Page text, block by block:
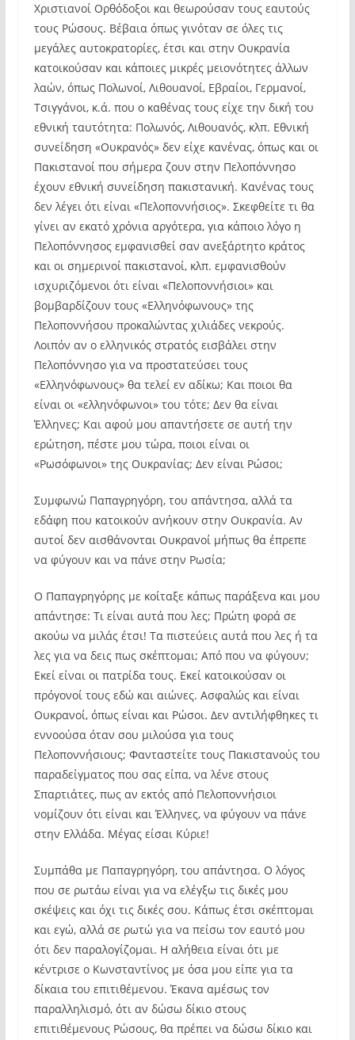
Χριστιανοί Ορθόδοξοι και θεωρούσαν τους εαυτούς
τους Ρώσους. Βέβαια όπως γινόταν σε όλες τις
μεγάλες αυτοκρατορίες, έτσι και στην Ουκρανία
κατοικούσαν και κάποιες μικρές μειονότητες άλλων
λαών, όπως Πολωνοί, Λιθουανοί, Εβραίοι, Γερμανοί,
Τσιγγάνοι, κ.ά. που ο καθένας τους είχε την δική του
εθνική ταυτότητα: Πολωνός, Λιθουανός, κλπ. Εθνική
συνείδηση «Ουκρανός» δεν είχε κανένας, όπως και οι
Πακιστανοί που σήμερα ζουν στην Πελοπόννησο
έχουν εθνική συνείδηση πακιστανική. Κανένας τους
δεν λέγει ότι είναι «Πελοποννήσιος». Σκεφθείτε τι θα
γίνει αν εκατό χρόνια αργότερα, για κάποιο λόγο η
Πελοπόννησος εμφανισθεί σαν ανεξάρτητο κράτος
και οι σημερινοί πακιστανοί, κλπ. εμφανισθούν
ισχυριζόμενοι ότι είναι «Πελοποννήσιοι» και
βομβαρδίζουν τους «Ελληνόφωνους» της
Πελοποννήσου προκαλώντας χιλιάδες νεκρούς.
Λοιπόν αν ο ελληνικός στρατός εισβάλει στην
Πελοπόννησο για να προστατεύσει τους
«Ελληνόφωνους» θα τελεί εν αδίκω; Και ποιοι θα
είναι οι «ελληνόφωνοι» του τότε; Δεν θα είναι
Έλληνες; Και αφού μου απαντήσετε σε αυτή την
ερώτηση, πέστε μου τώρα, ποιοι είναι οι
«Ρωσόφωνοι» της Ουκρανίας; Δεν είναι Ρώσοι;
Συμφωνώ Παπαγρηγόρη, του απάντησα, αλλά τα
εδάφη που κατοικούν ανήκουν στην Ουκρανία. Αν
αυτοί δεν αισθάνονται Ουκρανοί μήπως θα έπρεπε
να φύγουν και να πάνε στην Ρωσία;
Ο Παπαγρηγόρης με κοίταξε κάπως παράξενα και μου
απάντησε: Τι είναι αυτά που λες; Πρώτη φορά σε
ακούω να μιλάς έτσι! Τα πιστεύεις αυτά που λες ή τα
λες για να δεις πως σκέπτομαι; Από που να φύγουν;
Εκεί είναι οι πατρίδα τους. Εκεί κατοικούσαν οι
πρόγονοί τους εδώ και αιώνες. Ασφαλώς και είναι
Ουκρανοί, όπως είναι και Ρώσοι. Δεν αντιλήφθηκες τι
εννοούσα όταν σου μιλούσα για τους
Πελοποννήσιους; Φανταστείτε τους Πακιστανούς του
παραδείγματος που σας είπα, να λένε στους
Σπαρτιάτες, πως αν εκτός από Πελοποννήσιοι
νομίζουν ότι είναι και Έλληνες, να φύγουν να πάνε
στην Ελλάδα. Μέγας είσαι Κύριε!
Συμπάθα με Παπαγρηγόρη, του απάντησα. Ο λόγος
που σε ρωτάω είναι για να ελέγξω τις δικές μου
σκέψεις και όχι τις δικές σου. Κάπως έτσι σκέπτομαι
και εγώ, αλλά σε ρωτώ για να πείσω τον εαυτό μου
ότι δεν παραλογίζομαι. Η αλήθεια είναι ότι με
κέντρισε ο Κωνσταντίνος με όσα μου είπε για τα
δίκαια του επιτιθέμενου. Έκανα αμέσως τον
παραλληλισμό, ότι αν δώσω δίκιο στους
επιτιθέμενους Ρώσους, θα πρέπει να δώσω δίκιο και